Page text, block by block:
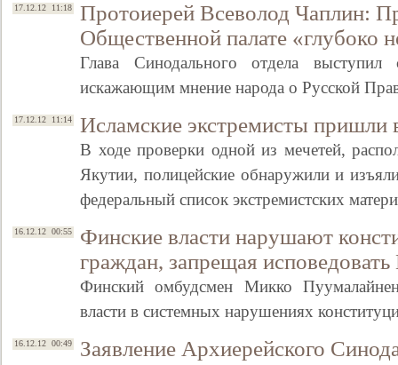
17.12.12 11:18
Протоиерей Всеволод Чаплин:
Общественной палате «глубоко
Глава Синодального отдела
искажающим мнение народа о Русской
17.12.12 11:14 Исламские экстремисты пришли
В ходе проверки одной из мечетей,
Якутии, полицейские обнаружили и
федеральный список экстремистских
16.12.12 00:55
Финские власти нарушают
граждан, запрещая
Финский омбудсмен Микко
власти в системных нарушениях
16.12.12 00:49 Заявление Архиерейского
Свидетельство